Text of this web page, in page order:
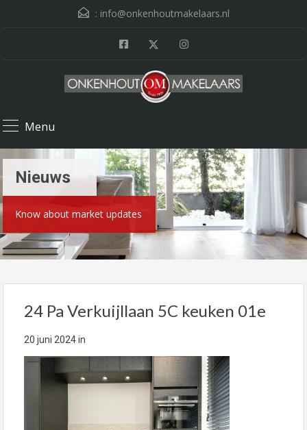
: info@onkenhoutmakelaars.nl
Menu
Nieuws
Know about market updates
24 Pa Verkuijllaan 5C keuken 01e
20 juni 2024in